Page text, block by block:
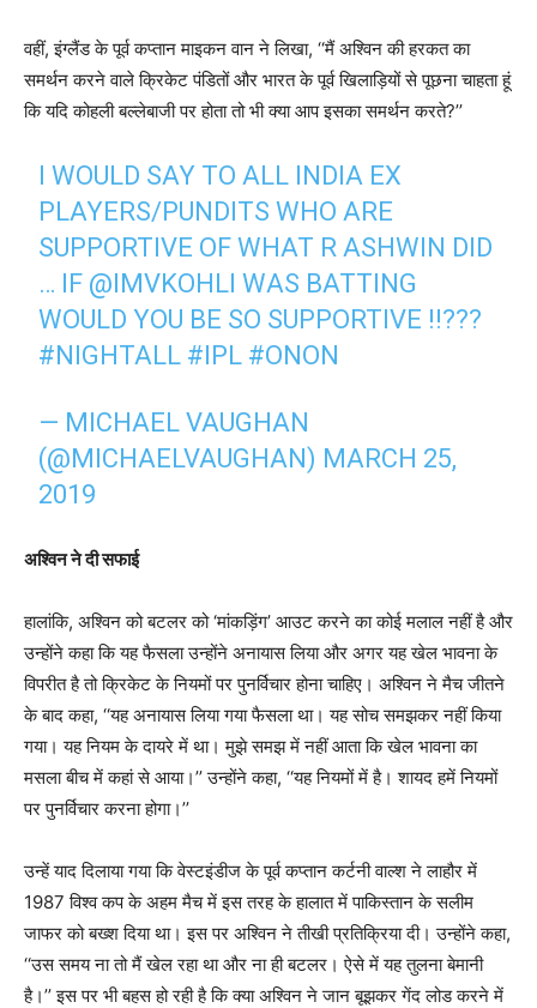
वहीं, इंग्लैंड के पूर्व कप्तान माइकन वान ने लिखा, ‘‘मैं अश्विन की हरकत का
समर्थन करने वाले क्रिकेट पंडितों और भारत के पूर्व खिलाड़ियों से पूछना चाहता हूं
कि यदि कोहली बल्लेबाजी पर होता तो भी क्या आप इसका समर्थन करते?’’
I WOULD SAY TO ALL INDIA EX
PLAYERS/PUNDITS WHO ARE
SUPPORTIVE OF WHAT R ASHWIN DID
… IF @IMVKOHLI WAS BATTING
WOULD YOU BE SO SUPPORTIVE !!???
#NIGHTALL #IPL #ONON
— MICHAEL VAUGHAN
(@MICHAELVAUGHAN) MARCH 25,
2019
अश्विन ने दी सफाई
हालांकि, अश्विन को बटलर को ‘मांकड़िंग’ आउट करने का कोई मलाल नहीं है और
उन्होंने कहा कि यह फैसला उन्होंने अनायास लिया और अगर यह खेल भावना के
विपरीत है तो क्रिकेट के नियमों पर पुनर्विचार होना चाहिए। अश्विन ने मैच जीतने
के बाद कहा, ‘‘यह अनायास लिया गया फैसला था। यह सोच समझकर नहीं किया
गया। यह नियम के दायरे में था। मुझे समझ में नहीं आता कि खेल भावना का
मसला बीच में कहां से आया।’’ उन्होंने कहा, ‘‘यह नियमों में है। शायद हमें नियमों
पर पुनर्विचार करना होगा।’’
उन्हें याद दिलाया गया कि वेस्टइंडीज के पूर्व कप्तान कर्टनी वाल्श ने लाहौर में
1987 विश्व कप के अहम मैच में इस तरह के हालात में पाकिस्तान के सलीम
जाफर को बख्श दिया था। इस पर अश्विन ने तीखी प्रतिक्रिया दी। उन्होंने कहा,
‘‘उस समय ना तो मैं खेल रहा था और ना ही बटलर। ऐसे में यह तुलना बेमानी
है।’’ इस पर भी बहस हो रही है कि क्या अश्विन ने जान बूझकर गेंद लोड करने में